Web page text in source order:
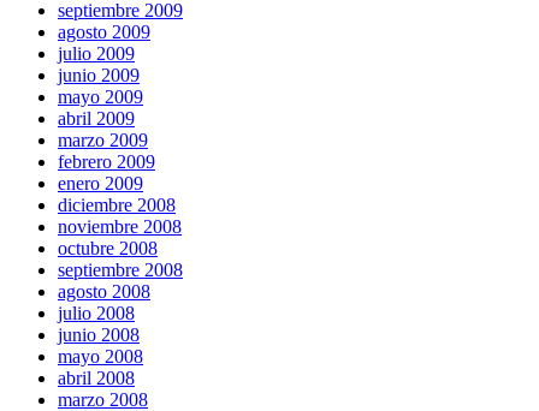
septiembre 2009
agosto 2009
julio 2009
junio 2009
mayo 2009
abril 2009
marzo 2009
febrero 2009
enero 2009
diciembre 2008
noviembre 2008
octubre 2008
septiembre 2008
agosto 2008
julio 2008
junio 2008
mayo 2008
abril 2008
marzo 2008